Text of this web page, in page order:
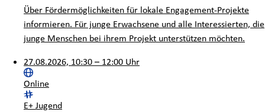
Über Fördermöglichkeiten für lokale Engagement-Projekte
informieren. Für junge Erwachsene und alle Interessierten, die
junge Menschen bei ihrem Projekt unterstützen möchten.
27.08.2026, 10:30 – 12:00 Uhr
Ort:
Online
Kategorie:
E+ Jugend